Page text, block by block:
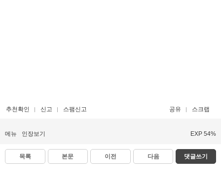
추천확인 신고 스팸신고 공유 스크랩
메뉴 인장보기 EXP 54%
목록 본문 이전 다음 댓글쓰기